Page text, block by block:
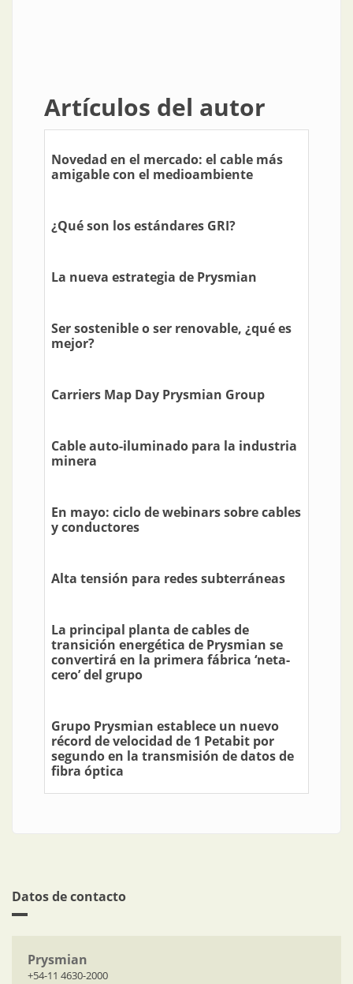
Artículos del autor
Novedad en el mercado: el cable más
amigable con el medioambiente
¿Qué son los estándares GRI?
La nueva estrategia de Prysmian
Ser sostenible o ser renovable, ¿qué es
mejor?
Carriers Map Day Prysmian Group
Cable auto-iluminado para la industria
minera
En mayo: ciclo de webinars sobre cables
y conductores
Alta tensión para redes subterráneas
La principal planta de cables de
transición energética de Prysmian se
convertirá en la primera fábrica ‘neta-
cero’ del grupo
Grupo Prysmian establece un nuevo
récord de velocidad de 1 Petabit por
segundo en la transmisión de datos de
fibra óptica
Datos de contacto
Prysmian
+54-11 4630-2000